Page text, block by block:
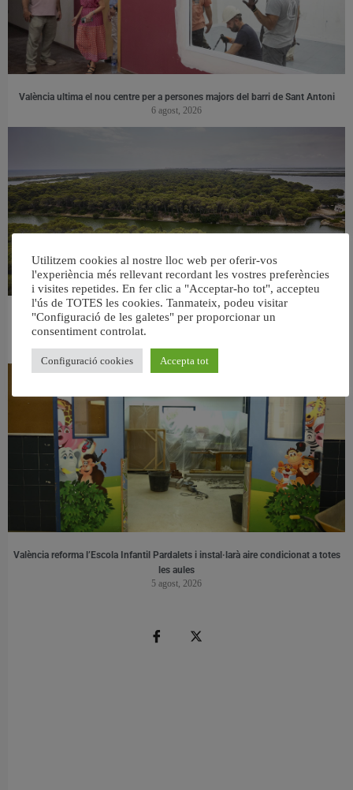
València ultima el nou centre per a persones majors del barri de Sant Antoni
6 agost, 2026
València retira prop de 15.000 litres de residus de la Devesa durant el mes de
6 agost, 2026
València reforma l’Escola Infantil Pardalets i instal·larà aire condicionat a totes
les aules
5 agost, 2026
Utilitzem cookies al nostre lloc web per oferir-vos
l'experiència més rellevant recordant les vostres preferències
i visites repetides. En fer clic a "Acceptar-ho tot", accepteu
l'ús de TOTES les cookies. Tanmateix, podeu visitar
"Configuració de les galetes" per proporcionar un
consentiment controlat.
Configuració cookies Accepta tot